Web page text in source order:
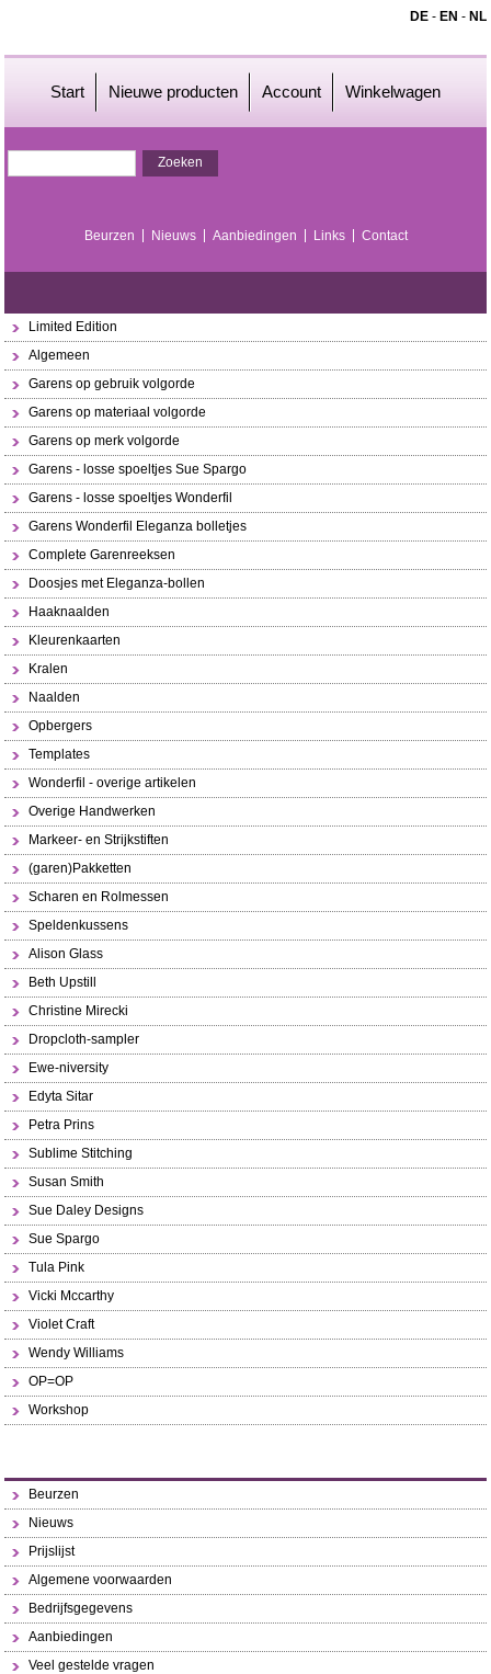
DE- EN - NL
Start Nieuwe producten Account Winkelwagen
Beurzen Nieuws Aanbiedingen Links Contact
Limited Edition
Algemeen
Garens op gebruik volgorde
Garens op materiaal volgorde
Garens op merk volgorde
Garens - losse spoeltjes Sue Spargo
Garens - losse spoeltjes Wonderfil
Garens Wonderfil Eleganza bolletjes
Complete Garenreeksen
Doosjes met Eleganza-bollen
Haaknaalden
Kleurenkaarten
Kralen
Naalden
Opbergers
Templates
Wonderfil - overige artikelen
Overige Handwerken
Markeer- en Strijkstiften
(garen)Pakketten
Scharen en Rolmessen
Speldenkussens
Alison Glass
Beth Upstill
Christine Mirecki
Dropcloth-sampler
Ewe-niversity
Edyta Sitar
Petra Prins
Sublime Stitching
Susan Smith
Sue Daley Designs
Sue Spargo
Tula Pink
Vicki Mccarthy
Violet Craft
Wendy Williams
OP=OP
Workshop
Beurzen
Nieuws
Prijslijst
Algemene voorwaarden
Bedrijfsgegevens
Aanbiedingen
Veel gestelde vragen